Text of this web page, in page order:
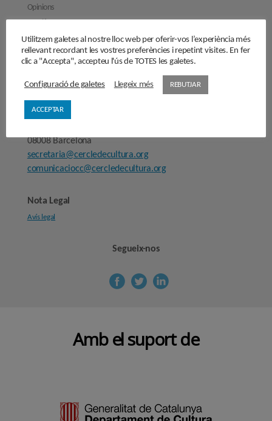
Opinions
Entrevistes
Fes-te’n soci/sòcia
Sala de premsa
Cercle de Cultura
08008 Barcelona
secretaria@cercledecultura.org
comunicaciocc@cercledecultura.org
Nota Legal
Avís legal
Segueix-nos
Amb el suport de
Utilitzem galetes al nostre lloc web per oferir-vos l’experiència més
rellevant recordant les vostres preferències i repetint visites. En fer
clic a "Accepta", accepteu l'ús de TOTES les galetes.
Configuració de galetes Llegeix més REBUTJAR
ACCEPTAR